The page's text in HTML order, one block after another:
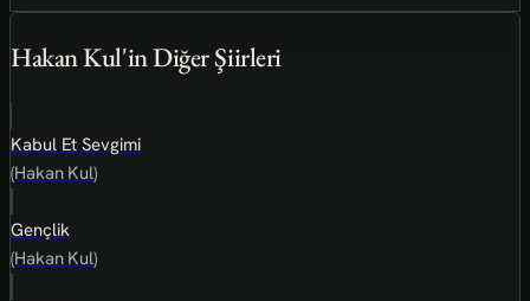
Hakan Kul'in Diğer Şiirleri
Kabul Et Sevgimi
(Hakan Kul)
Gençlik
(Hakan Kul)